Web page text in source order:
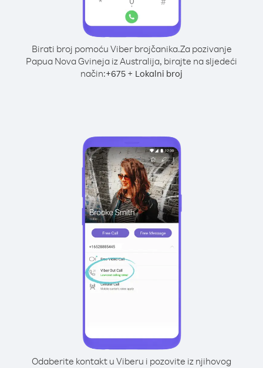
Birati broj pomoću Viber brojčanika.Za pozivanje
Papua Nova Gvineja iz Australija, birajte na sljedeći
način:+675 + Lokalni broj
Odaberite kontakt u Viberu i pozovite iz njihovog